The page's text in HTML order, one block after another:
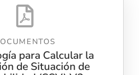
para Calcular la
de Situación de